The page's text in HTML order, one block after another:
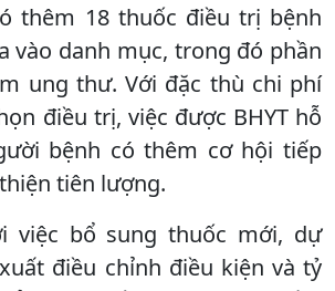
thêm 18 thuốc điều trị bệnh
vào danh mục, trong đó phần
ung thư. Với đặc thù chi phí
điều trị, việc được BHYT hỗ
bệnh có thêm cơ hội tiếp
tiên lượng.
việc bổ sung thuốc mới, dự
điều chỉnh điều kiện và tỷ